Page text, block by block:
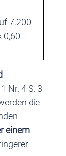
7.200
0,60
Nr. 4 S. 3
die
einem